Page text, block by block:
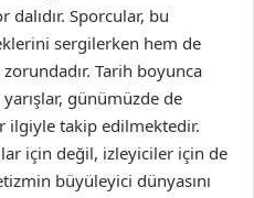
dalıdır. Sporcular, bu
sergilerken hem de
Tarih boyunca
günümüzde de
ilgiyle takip edilmektedir.
için değil, izleyiciler için de
büyüleyici dünyasını